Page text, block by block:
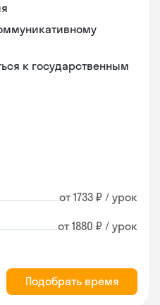
к государственным
от 1733 ₽ / урок
от 1880 ₽ / урок
Подобрать время